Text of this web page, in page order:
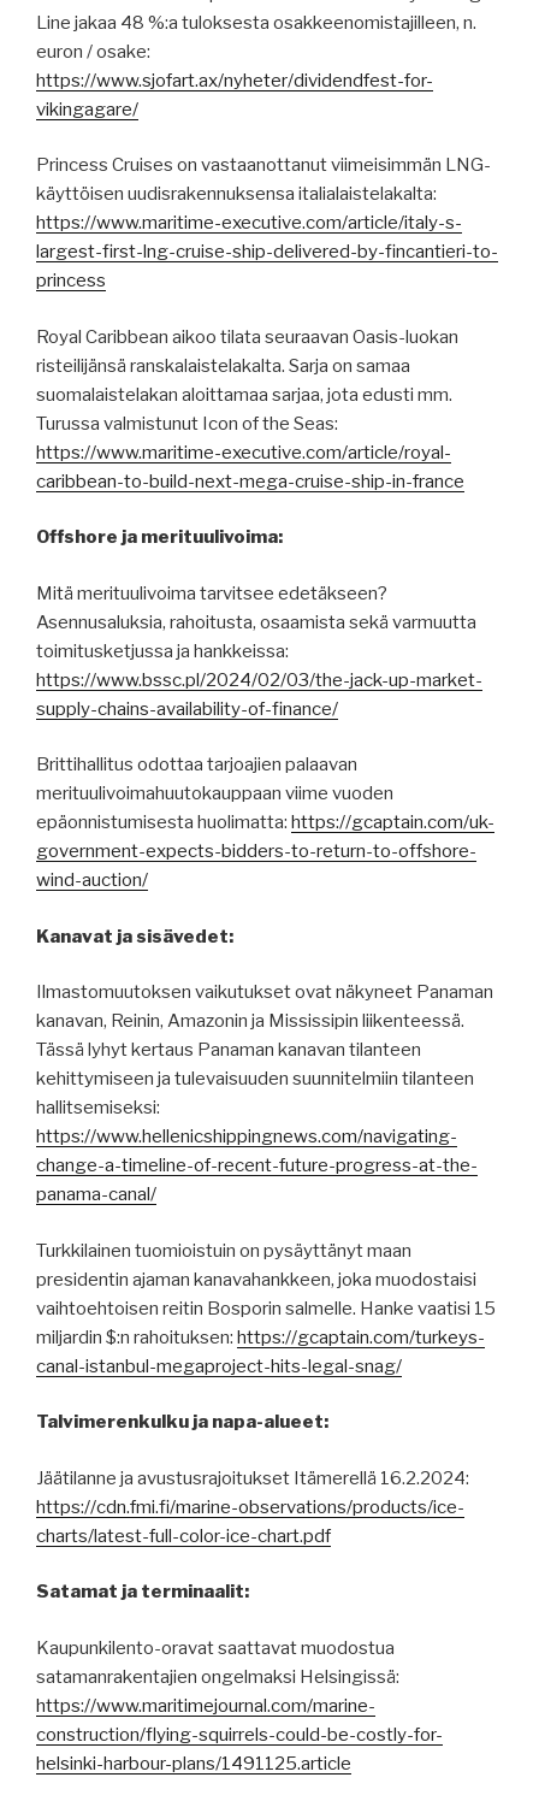
Line jakaa 48 %:a tuloksesta osakkeenomistajilleen, n.
euron / osake:
https://www.sjofart.ax/nyheter/dividendfest-for-
vikingagare/
Princess Cruises on vastaanottanut viimeisimmän LNG-
käyttöisen uudisrakennuksensa italialaistelakalta:
https://www.maritime-executive.com/article/italy-s-
largest-first-lng-cruise-ship-delivered-by-fincantieri-to-
princess
Royal Caribbean aikoo tilata seuraavan Oasis-luokan
risteilijänsä ranskalaistelakalta. Sarja on samaa
suomalaistelakan aloittamaa sarjaa, jota edusti mm.
Turussa valmistunut Icon of the Seas:
https://www.maritime-executive.com/article/royal-
caribbean-to-build-next-mega-cruise-ship-in-france
Offshore ja merituulivoima:
Mitä merituulivoima tarvitsee edetäkseen?
Asennusaluksia, rahoitusta, osaamista sekä varmuutta
toimitusketjussa ja hankkeissa:
https://www.bssc.pl/2024/02/03/the-jack-up-market-
supply-chains-availability-of-finance/
Brittihallitus odottaa tarjoajien palaavan
merituulivoimahuutokauppaan viime vuoden
epäonnistumisesta huolimatta: https://gcaptain.com/uk-
government-expects-bidders-to-return-to-offshore-
wind-auction/
Kanavat ja sisävedet:
Ilmastomuutoksen vaikutukset ovat näkyneet Panaman
kanavan, Reinin, Amazonin ja Mississipin liikenteessä.
Tässä lyhyt kertaus Panaman kanavan tilanteen
kehittymiseen ja tulevaisuuden suunnitelmiin tilanteen
hallitsemiseksi:
https://www.hellenicshippingnews.com/navigating-
change-a-timeline-of-recent-future-progress-at-the-
panama-canal/
Turkkilainen tuomioistuin on pysäyttänyt maan
presidentin ajaman kanavahankkeen, joka muodostaisi
vaihtoehtoisen reitin Bosporin salmelle. Hanke vaatisi 15
miljardin $:n rahoituksen: https://gcaptain.com/turkeys-
canal-istanbul-megaproject-hits-legal-snag/
Talvimerenkulku ja napa-alueet:
Jäätilanne ja avustusrajoitukset Itämerellä 16.2.2024:
https://cdn.fmi.fi/marine-observations/products/ice-
charts/latest-full-color-ice-chart.pdf
Satamat ja terminaalit:
Kaupunkilento-oravat saattavat muodostua
satamanrakentajien ongelmaksi Helsingissä:
https://www.maritimejournal.com/marine-
construction/flying-squirrels-could-be-costly-for-
helsinki-harbour-plans/1491125.article